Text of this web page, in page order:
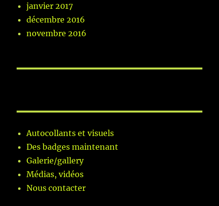
janvier 2017
décembre 2016
novembre 2016
Autocollants et visuels
Des badges maintenant
Galerie/gallery
Médias, vidéos
Nous contacter